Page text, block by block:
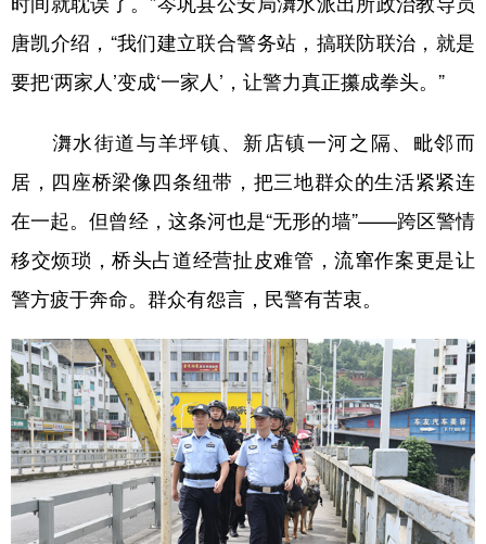
唐凯介绍，“我们建立联合警务站，搞联防联治，就是
要把‘两家人’变成‘一家人’，让警力真正攥成拳头。”
㵲水街道与羊坪镇、新店镇一河之隔、毗邻而
居，四座桥梁像四条纽带，把三地群众的生活紧紧连
在一起。但曾经，这条河也是“无形的墙”——跨区警情
移交烦琐，桥头占道经营扯皮难管，流窜作案更是让
警方疲于奔命。群众有怨言，民警有苦衷。